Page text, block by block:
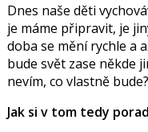
Dnes naše děti
je máme připravit, je
doba se mění rychle a
bude svět zase někde
nevím, co vlastně bude?
Jak si v tom tedy